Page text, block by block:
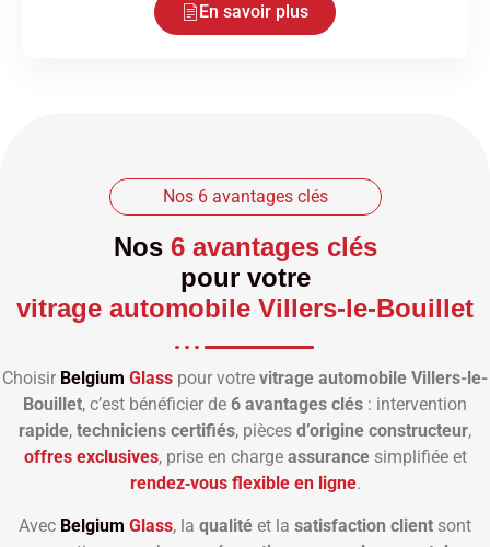
En savoir plus
Nos 6 avantages clés
Nos 6 avantages clés
pour votre
vitrage automobile Villers-le-Bouillet
Choisir Belgium Glass pour votre vitrage automobile Villers-le-
Bouillet, c’est bénéficier de 6 avantages clés : intervention
rapide, techniciens certifiés, pièces d’origine constructeur,
offres exclusives, prise en charge assurancesimplifiée et
rendez‑vous flexible en ligne.
Avec Belgium Glass, la qualité et la satisfaction client sont